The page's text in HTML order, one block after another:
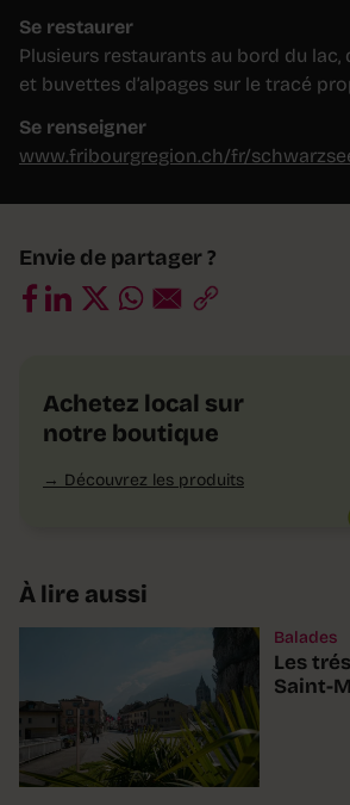
Se restaurer
Plusieurs restaurants au bord du lac,
et buvettes d’alpages sur le tracé
Se renseigner
www.fribourgregion.ch/fr/
Envie de partager ?
Achetez local sur
notre boutique
Découvrez les produits
À lire aussi
Balades
Les
Saint-